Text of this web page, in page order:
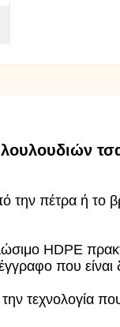
την πέτρα ή το
HDPE
που είναι
τεχνολογία